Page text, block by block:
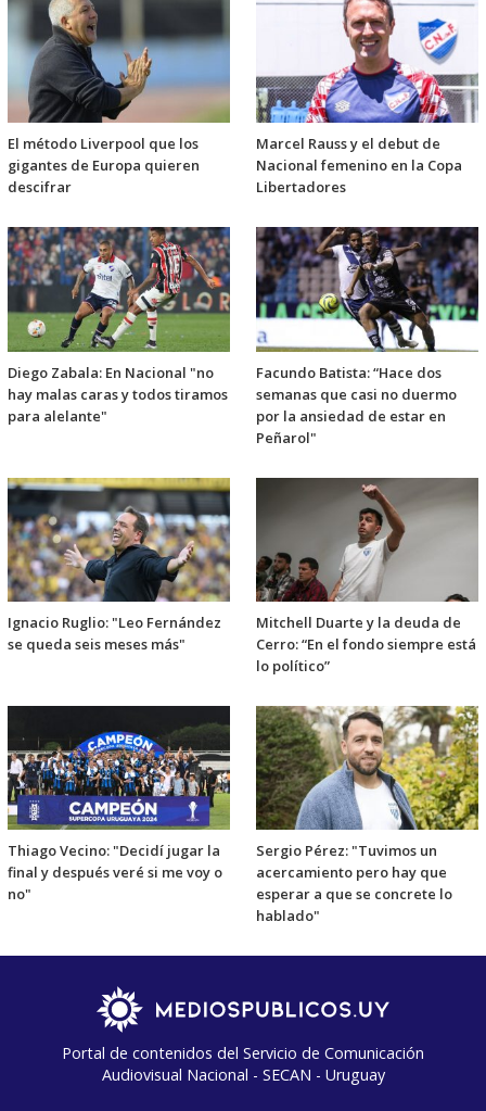
El método Liverpool que los
gigantes de Europa quieren
descifrar
Marcel Rauss y el debut de
Nacional femenino en la Copa
Libertadores
Diego Zabala: En Nacional "no
hay malas caras y todos tiramos
para alelante"
Facundo Batista: “Hace dos
semanas que casi no duermo
por la ansiedad de estar en
Peñarol"
Ignacio Ruglio: "Leo Fernández
se queda seis meses más"
Mitchell Duarte y la deuda de
Cerro: “En el fondo siempre está
lo político”
Thiago Vecino: "Decidí jugar la
final y después veré si me voy o
no"
Sergio Pérez: "Tuvimos un
acercamiento pero hay que
esperar a que se concrete lo
hablado"
Portal de contenidos del Servicio de Comunicación
Audiovisual Nacional - SECAN - Uruguay